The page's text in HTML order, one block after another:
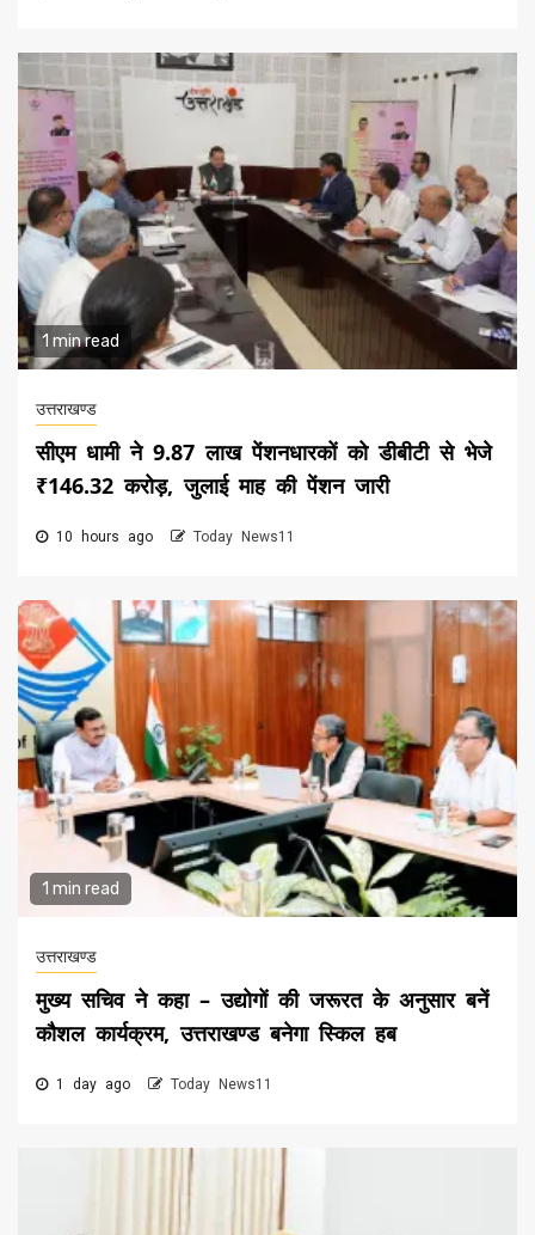
1 min read
उत्तराखण्ड
सीएम धामी ने 9.87 लाख पेंशनधारकों को डीबीटी से भेजे
₹146.32 करोड़, जुलाई माह की पेंशन जारी
10 hours ago Today News11
1 min read
उत्तराखण्ड
मुख्य सचिव ने कहा – उद्योगों की जरूरत के अनुसार बनें
कौशल कार्यक्रम, उत्तराखण्ड बनेगा स्किल हब
1 day ago Today News11